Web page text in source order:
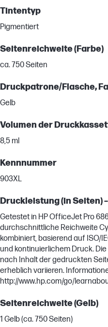
Tintentyp
Pigmentiert
Seitenreichweite (Farbe)
ca. 750 Seiten
Druckpatrone/Flasche,
Gelb
Volumen der
8,5 ml
Kennnummer
903XL
Druckleistung (in Seiten)
Getestet in HP OfficeJet Pro
durchschnittliche Reichweite
kombiniert, basierend auf ISO/
und kontinuierlichem Druck.
nach Inhalt der gedruckten
erheblich variieren.
http://www.hp.com/go/
Seitenreichweite (Gelb)
1 Gelb (ca. 750 Seiten)